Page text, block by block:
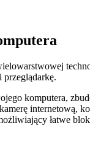
komputera,
internetową,
łatwe